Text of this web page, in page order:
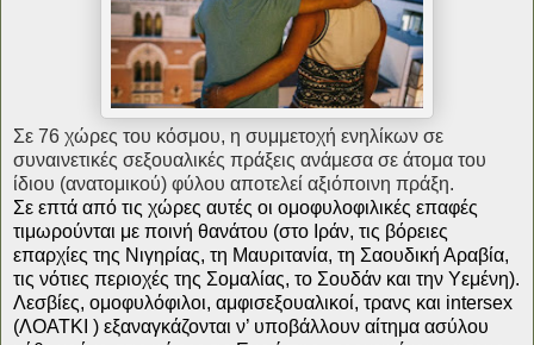
Σε 76 χώρες του κόσμου, η συμμετοχή ενηλίκων σε
συναινετικές σεξουαλικές πράξεις ανάμεσα σε άτομα του
ίδιου (ανατομικού) φύλου αποτελεί αξιόποινη πράξη.
Σε επτά από τις χώρες αυτές οι ομοφυλοφιλικές επαφές
τιμωρούνται με ποινή θανάτου (στο Ιράν, τις βόρειες
επαρχίες της Νιγηρίας, τη Μαυριτανία, τη Σαουδική Αραβία,
τις νότιες περιοχές της Σομαλίας, το Σουδάν και την Υεμένη).
Λεσβίες, ομοφυλόφιλοι, αμφισεξουαλικοί, τρανς και intersex
(ΛΟΑΤKI ) εξαναγκάζονται ν’ υποβάλλουν αίτημα ασύλου